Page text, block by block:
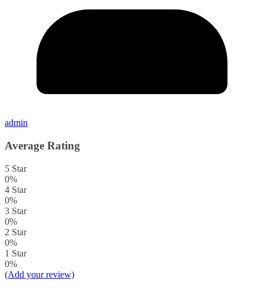
admin
Average Rating
5 Star
0%
4 Star
0%
3 Star
0%
2 Star
0%
1 Star
0%
(Add your review)